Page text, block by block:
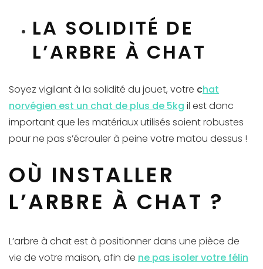
LA SOLIDITÉ DE
L’ARBRE À CHAT
Soyez vigilant à la solidité du jouet, votre chat
norvégien est un chat de plus de 5kg il est donc
important que les matériaux utilisés soient robustes
pour ne pas s’écrouler à peine votre matou dessus !
OÙ INSTALLER
L’ARBRE À CHAT ?
L’arbre à chat est à positionner dans une pièce de
vie de votre maison, afin de ne pas isoler votre félin